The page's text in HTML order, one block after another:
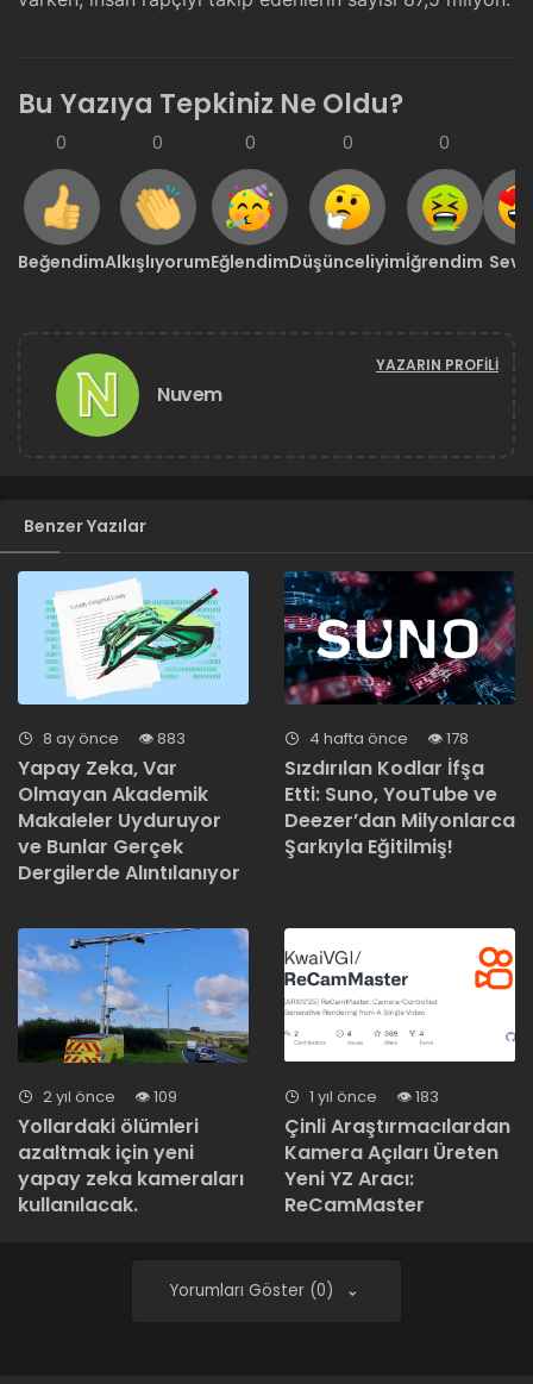
Bu Yazıya Tepkiniz Ne Oldu?
0
Beğendim
0
Alkışlıyorum
0
Eğlendim
0
Düşünceliyim
0
İğrendim
Nuvem
YAZARIN PROFILI
Benzer Yazılar
8 ay önce 883
Yapay Zeka, Var
Olmayan Akademik
Makaleler Uyduruyor
ve Bunlar Gerçek
Dergilerde Alıntılanıyor
4 hafta önce 178
Sızdırılan Kodlar İfşa
Etti: Suno, YouTube ve
Deezer’dan Milyonlarca
Şarkıyla Eğitilmiş!
2 yıl önce 109
Yollardaki ölümleri
azaltmak için yeni
yapay zeka kameraları
kullanılacak.
1 yıl önce 183
Çinli Araştırmacılardan
Kamera Açıları Üreten
Yeni YZ Aracı:
ReCamMaster
Yorumları Göster (0)